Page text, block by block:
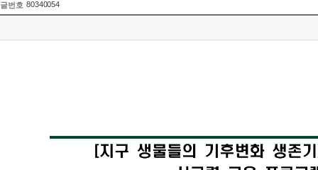
글번호 80340054